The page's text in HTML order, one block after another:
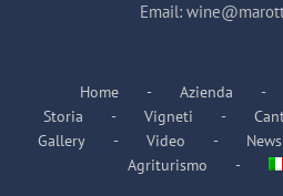
Email:
Home Azienda
Storia
Vigneti
Gallery
Video News
Agriturismo